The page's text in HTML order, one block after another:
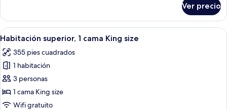
(T)
Twin
Room
(T)
Ver precio
Abrir
todas
las
fotos
de
Habitación
superior,
Una habitación de hotel con una
6
Habitación superior, 1 cama King size
355 pies cuadrados
1 habitación
3 personas
1 cama King size
Wifi gratuito